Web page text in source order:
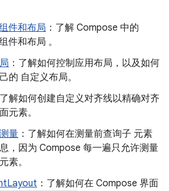
件和布局 ：了解 Compose 中的
件和布局 。
：了解如何控制应用布局，以及如何
的 自定义布局。
了解如何创建自定义对齐线以精确对齐
元素。
量 ：了解如何在测量前查询子 元素
，因为 Compose 每一遍只允许测量
素。
：了解如何在 Compose 界面